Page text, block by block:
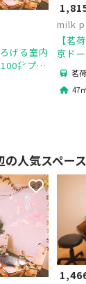
げる室内
㌅プロ
ァミリ
から3分/
milk
店
【茗
京ド
打ち
🕯️ママ
茗
47
の人気スペース